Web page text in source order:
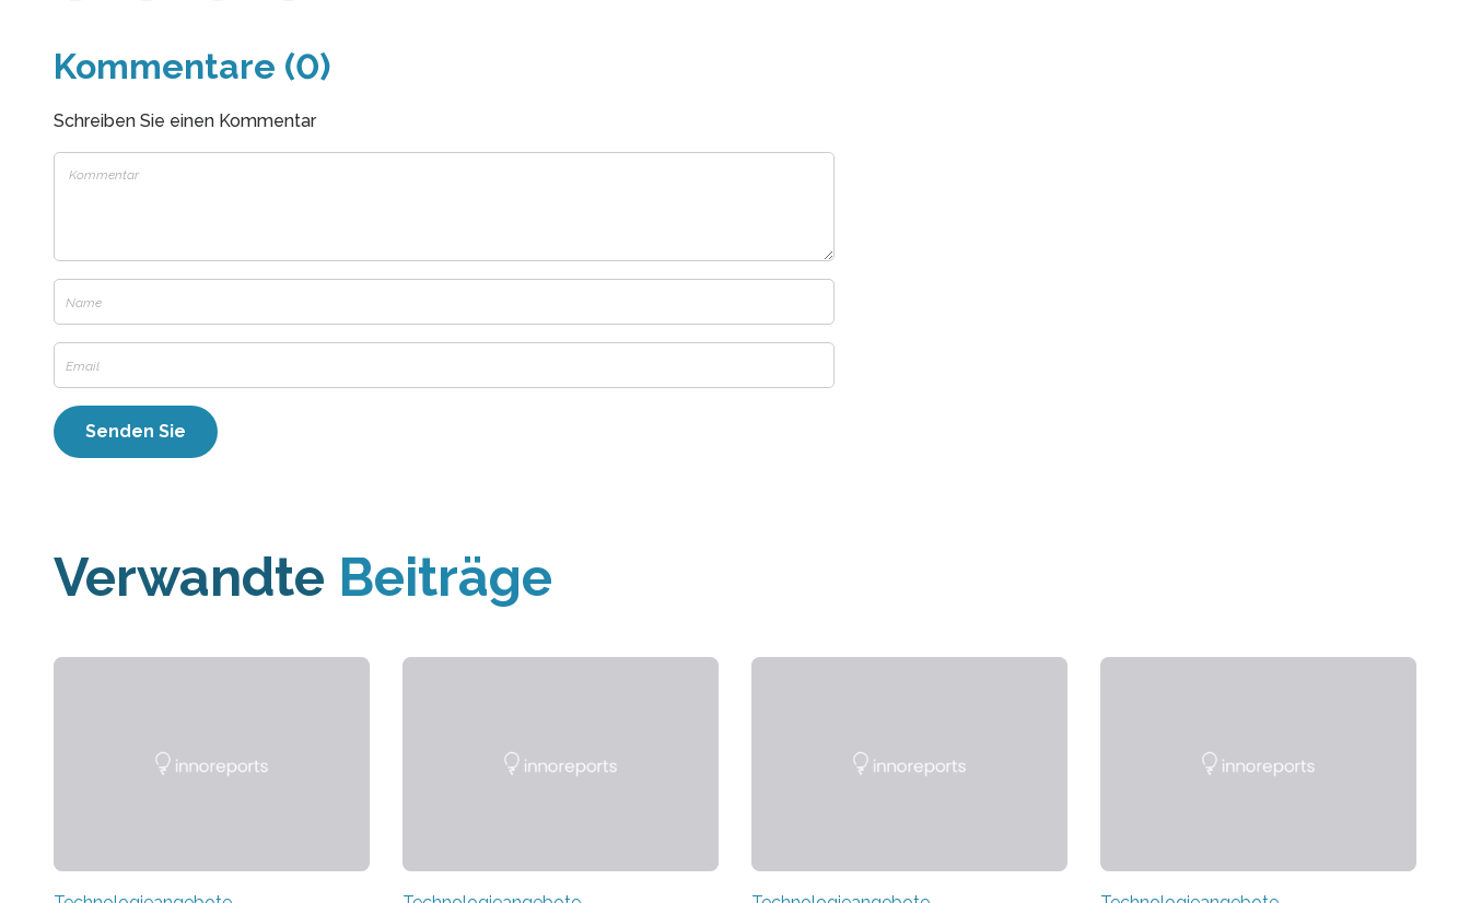
Kommentare (0)
Schreiben Sie einen Kommentar
Verwandte Beiträge